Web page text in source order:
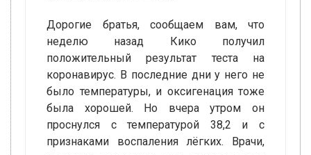
Дорогие братья, сообщаем вам, что
неделю назад Кико получил
положительный результат теста на
коронавирус. В последние дни у него не
было температуры, и оксигенация тоже
была хорошей. Но вчера утром он
проснулся с температурой 38,2 и с
признаками воспаления лёгких. Врачи,